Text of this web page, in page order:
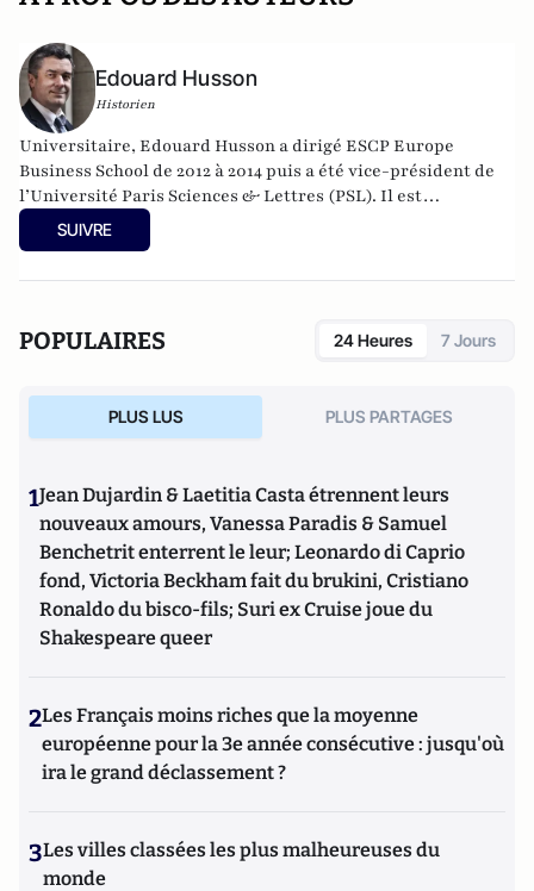
Edouard Husson
Historien
Universitaire, Edouard Husson a dirigé ESCP Europe
Business School de 2012 à 2014puis a été vice-président de
l’Université Paris Sciences & Lettres (PSL). Il est
actuellement professeur à l’Institut Franco-Allemand
d’Etudes Européennes (à l’Université de Cergy-Pontoise).
d’ouvrages et de nombreux articles sur l’histoire de
mondialisations, l’histoire de la monnaie, l’histoire du
nazisme et des autres violences de masse au XXème siècle
ou l’histoire des relations internationales et des conflits
Benjamin Disraëli.
SUIVRE
POPULAIRES 24 Heures 7 Jours
PLUS LUS PLUS PARTAGES
1Jean Dujardin & Laetitia Casta étrennent leurs
nouveaux amours, Vanessa Paradis & Samuel
Benchetrit enterrent le leur; Leonardo di Caprio
fond, Victoria Beckham fait du brukini, Cristiano
Ronaldo du bisco-fils; Suri ex Cruise joue du
Shakespeare queer
2Les Français moins riches que la moyenne
européenne pour la 3e année consécutive : jusqu'où
ira le grand déclassement ?
3Les villes classées les plus malheureuses du
monde